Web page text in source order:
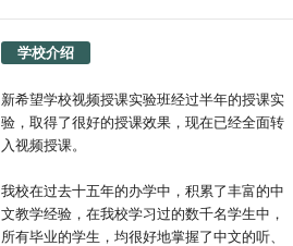
学校介绍
新希望学校视频授课实验班经过半年的授课实
验，取得了很好的授课效果，现在已经全面转
入视频授课。
我校在过去十五年的办学中，积累了丰富的中
文教学经验，在我校学习过的数千名学生中，
所有毕业的学生，均很好地掌握了中文的听、